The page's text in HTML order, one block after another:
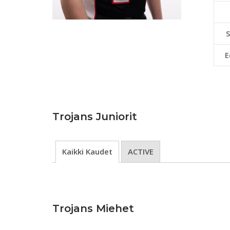
Trojans Juniorit
Kaikki Kaudet ACTIVE
Trojans Miehet